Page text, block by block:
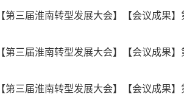
【第三届淮南转型发展大会】【会议成果
【第三届淮南转型发展大会】【会议成果
【第三届淮南转型发展大会】【会议成果